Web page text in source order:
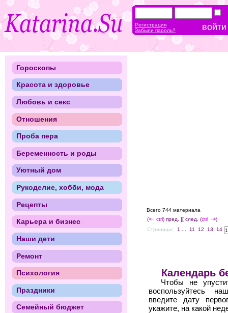
Всего 744 материала
(<-- ctrl) пред. ][ след. (ctrl --> )
Страницы:
1 11 12 13 14
Календарь
Чтобы не
воспользуйтесь
введите дату
укажите, на какой
Гороскопы
Красота и здоровье
Любовь и секс
Отношения
Проба пера
Беременность и роды
Уютный дом
Рукоделие, хобби, мода
Рецепты
Карьера и бизнес
Наши дети
Ремонт
Психология
Праздники
Семейный бюджет
Регистрация
Забыли пароль?